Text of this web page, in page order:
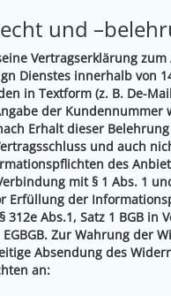
und
Vertragserklärung
Dienstes innerhalb von
in Textform (z. B. De-
der Kundennummer
Erhalt dieser
und auch
des
mit § 1 Abs. 1
Erfüllung der
312e Abs.1, Satz 1 BGB in
Zur Wahrung der
Absendung des
an: